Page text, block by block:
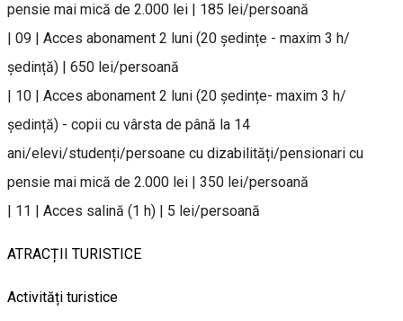
pensie mai mică de 2.000 lei | 185 lei/persoană
| 09 | Acces abonament 2 luni (20 ședințe - maxim 3 h/
ședință) | 650 lei/persoană
| 10 | Acces abonament 2 luni (20 ședințe- maxim 3 h/
ședință) - copii cu vârsta de până la 14
ani/elevi/studenți/persoane cu dizabilități/pensionari cu
pensie mai mică de 2.000 lei | 350 lei/persoană
| 11 | Acces salină (1 h) | 5 lei/persoană
ATRACȚII TURISTICE
Activități turistice